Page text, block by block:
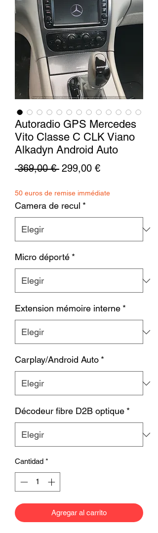
Autoradio GPS Mercedes
Vito Classe C CLK Viano
Alkadyn Android Auto
369,00 € Precio
299,00 €Precio
50 euros de remise immédiate
Camera de recul *
Micro déporté *
Extension mémoire interne *
Carplay/Android Auto *
Décodeur fibre D2B optique *
Cantidad *
Agregar al carrito